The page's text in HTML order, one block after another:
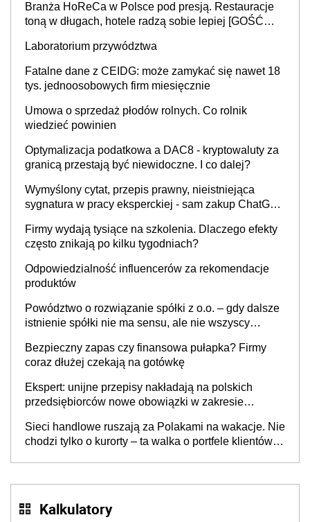
Branża HoReCa w Polsce pod presją. Restauracje
toną w długach, hotele radzą sobie lepiej [GOŚĆ
Laboratorium przywództwa
Fatalne dane z CEIDG: może zamykać się nawet 18
tys. jednoosobowych firm miesięcznie
Umowa o sprzedaż płodów rolnych. Co rolnik
wiedzieć powinien
Optymalizacja podatkowa a DAC8 - kryptowaluty za
granicą przestają być niewidoczne. I co dalej?
Wymyślony cytat, przepis prawny, nieistniejąca
sygnatura w pracy eksperckiej - sam zakup ChatGPT
Firmy wydają tysiące na szkolenia. Dlaczego efekty
często znikają po kilku tygodniach?
Odpowiedzialność influencerów za rekomendacje
produktów
Powództwo o rozwiązanie spółki z o.o. – gdy dalsze
istnienie spółki nie ma sensu, ale nie wszyscy
Bezpieczny zapas czy finansowa pułapka? Firmy
coraz dłużej czekają na gotówkę
Ekspert: unijne przepisy nakładają na polskich
przedsiębiorców nowe obowiązki w zakresie
Sieci handlowe ruszają za Polakami na wakacje. Nie
chodzi tylko o kurorty – ta walka o portfele klientów
Kalkulatory